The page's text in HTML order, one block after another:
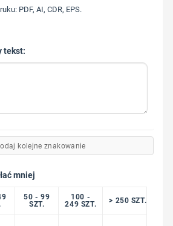
PDF, AI, CDR, EPS.
tekst:
kolejne znakowanie
mniej
50 - 99
SZT.
100 -
249 SZT.
> 250 SZT.